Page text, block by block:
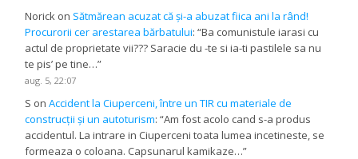
Norick on Sătmărean acuzat că și-a abuzat fiica ani la rând!
Procurorii cer arestarea bărbatului: “Ba comunistule iarasi cu
actul de proprietate vii??? Saracie du -te si ia-ti pastilele sa nu
te pis’ pe tine…”
aug. 5, 22:07
S onAccident la Ciuperceni, între un TIR cu materiale de
construcții și un autoturism: “Am fost acolo cand s-a produs
accidentul. La intrare in Ciuperceni toata lumea incetineste, se
formeaza o coloana. Capsunarul kamikaze…”